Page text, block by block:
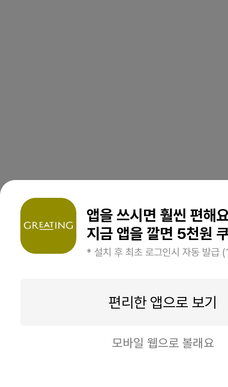
앱을 쓰시면 훨씬 편해
지금 앱을 깔면 5천원
* 설치 후 최초 로그인시 자동 발급
편리한 앱으로 보기
모바일 웹으로 볼래요